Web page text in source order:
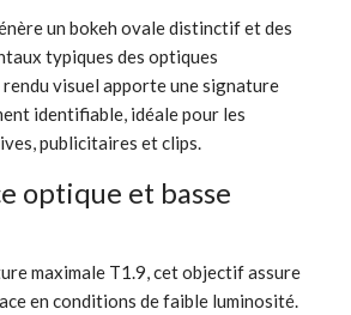
un bokeh ovale distinctif et des
typiques des optiques
rendu visuel apporte une signature
identifiable, idéale pour les
publicitaires et clips.
optique et basse
maximale T1.9, cet objectif assure
en conditions de faible luminosité.